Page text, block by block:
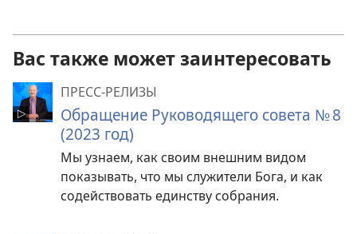
Вас также может заинтересовать
ПРЕСС-РЕЛИЗЫ
Обращение Руководящего совета № 8
(2023 год)
Мы узнаем, как своим внешним видом
показывать, что мы служители Бога, и как
содействовать единству собрания.